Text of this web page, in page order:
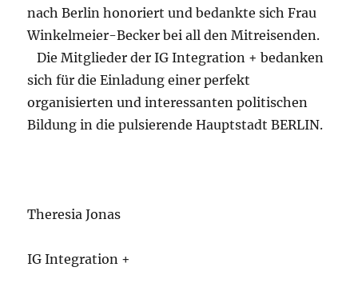
nach Berlin honoriert und bedankte sich Frau
Winkelmeier-Becker bei all den Mitreisenden.
Die Mitglieder der IG Integration + bedanken
sich für die Einladung einer perfekt
organisierten und interessanten politischen
Bildung in die pulsierende Hauptstadt BERLIN.
Theresia Jonas
IG Integration +